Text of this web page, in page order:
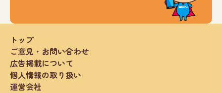
トップ
ご意見・お問い合わせ
広告掲載について
個人情報の取り扱い
運営会社